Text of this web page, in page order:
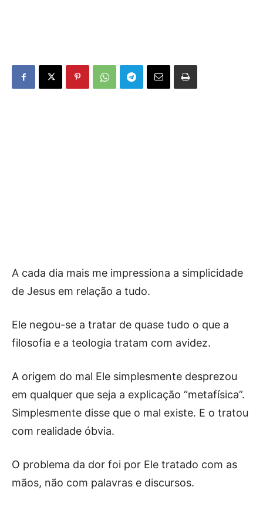
A cada dia mais me impressiona a simplicidade
de Jesus em relação a tudo.
Ele negou-se a tratar de quase tudo o que a
filosofia e a teologia tratam com avidez.
A origem do mal Ele simplesmente desprezou
em qualquer que seja a explicação “metafísica”.
Simplesmente disse que o mal existe. E o tratou
com realidade óbvia.
O problema da dor foi por Ele tratado com as
mãos, não com palavras e discursos.